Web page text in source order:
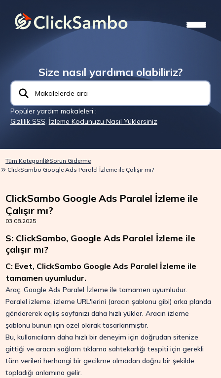
Size nasıl yardımcı olabiliriz?
Popüler yardım makaleleri :
Gizlilik SSS, İzleme Kodunuzu Nasıl Yüklersiniz
Tüm KategorilerSorun Giderme
ClickSambo Google Ads Paralel İzleme ile Çalışır mı?
ClickSambo Google Ads Paralel İzleme ile
Çalışır mı?
03.08.2025
S: ClickSambo, Google Ads Paralel İzleme ile
çalışır mı?
C: Evet, ClickSambo Google Ads Paralel İzleme ile
tamamen uyumludur.
Araç, Google Ads Paralel İzleme ile tamamen uyumludur.
Paralel izleme, izleme URL'lerini (aracın şablonu gibi) arka planda
göndererek açılış sayfanızı daha hızlı yükler. Aracın izleme
şablonu bunun için özel olarak tasarlanmıştır.
Bu, kullanıcıların daha hızlı bir deneyim için doğrudan sitenize
gittiği ve aracın sağlam tıklama sahtekarlığı tespiti için gerekli
tüm verileri herhangi bir gecikme olmadan doğru bir şekilde
topladığı anlamına gelir.